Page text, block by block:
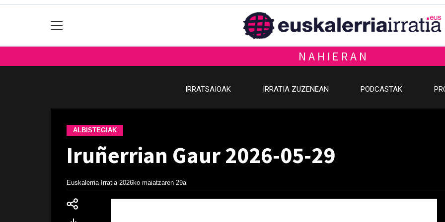
NAHIERAN
IRRATSAIOAK IRRATIA ZUZENEAN PODCASTAK
ALBISTEGIAK
Iruñerrian Gaur 2026-05-29
Euskalerria Irratia 2026ko maiatzaren 29a